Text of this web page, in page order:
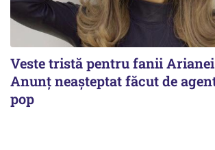
Veste tristă pentru fanii Arianei
Anunț neașteptat făcut de
pop